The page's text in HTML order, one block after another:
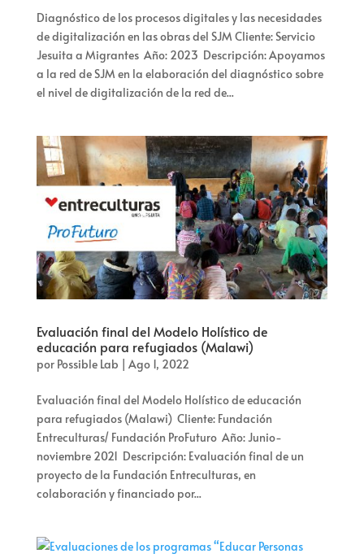
Diagnóstico de los procesos digitales y las necesidades
de digitalización en las obras del SJM Cliente: Servicio
Jesuita a Migrantes Año: 2023 Descripción: Apoyamos
a la red de SJM en la elaboración del diagnóstico sobre
el nivel de digitalización de la red de...
Evaluación final del Modelo Holístico de
educación para refugiados (Malawi)
por Possible Lab Ago 1, 2022
Evaluación final del Modelo Holístico de educación
para refugiados (Malawi) Cliente: Fundación
Entreculturas/ Fundación ProFuturo Año: Junio-
noviembre 2021 Descripción: Evaluación final de un
proyecto de la Fundación Entreculturas, en
colaboración y financiado por...